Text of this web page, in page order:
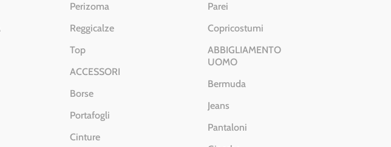
Perizoma
Reggicalze
Top
ACCESSORI
Borse
Portafogli
Cinture
Parei
Copricostumi
ABBIGLIAMENTO
UOMO
Bermuda
Jeans
Pantaloni